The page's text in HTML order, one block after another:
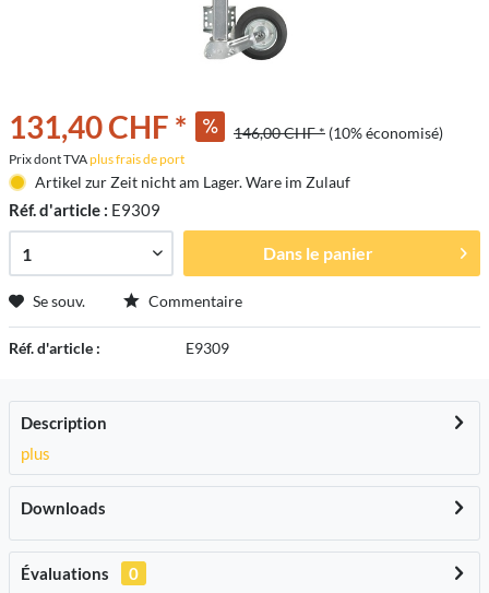
131,40 CHF * 146,00 CHF * (10% économisé)
Prix dont TVAplus frais de port
Artikel zur Zeit nicht am Lager. Ware im Zulauf
Réf. d'article : E9309
Dans le panier
Se souv. Commentaire
Réf. d'article : E9309
Description
plus
Downloads
Évaluations
0